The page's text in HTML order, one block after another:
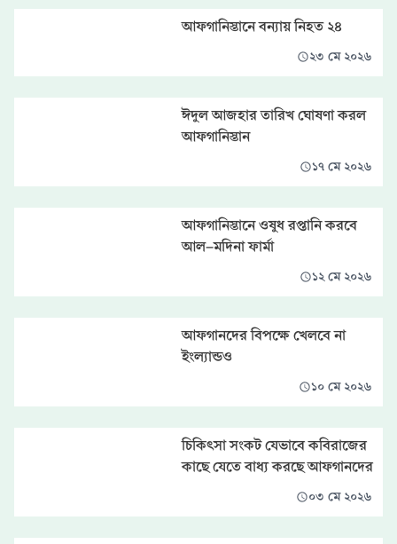
আফগানিস্তানে বন্যায় নিহত ২৪
২৩ মে ২০২৬
ঈদুল আজহার তারিখ ঘোষণা করল
আফগানিস্তান
১৭ মে ২০২৬
আফগানিস্তানে ওষুধ রপ্তানি করবে
আল-মদিনা ফার্মা
১২ মে ২০২৬
আফগানদের বিপক্ষে খেলবে না
ইংল্যান্ডও
১০ মে ২০২৬
চিকিৎসা সংকট যেভাবে কবিরাজের
কাছে যেতে বাধ্য করছে আফগানদের
০৩ মে ২০২৬